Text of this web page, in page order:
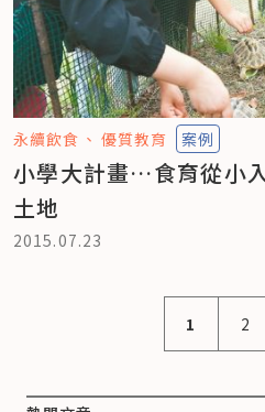
永續飲食 優質教育 案例
小學大計畫…食育從小
土地
2015.07.23
1 2